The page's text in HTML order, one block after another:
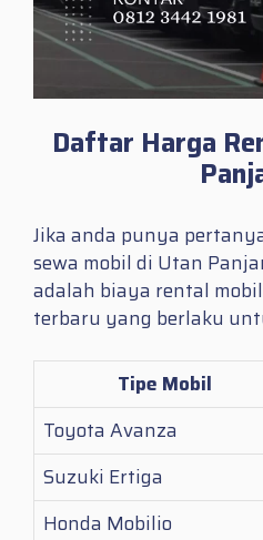
Daftar Harga
Jika anda punya
sewa mobil di Utan
adalah biaya rental
terbaru yang berlaku
Tipe Mobil
Toyota Avanza
Suzuki Ertiga
Honda Mobilio